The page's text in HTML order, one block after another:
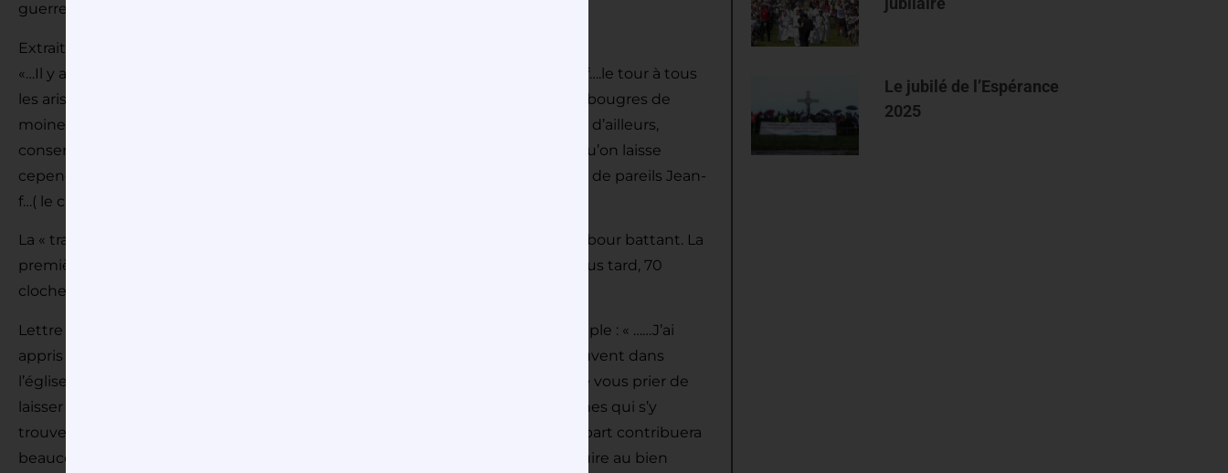
guerre.
Extrait du journal révolutionnaire d’Herbert ‘’Le Père Duchesne’’ n°1
«…Il y aura de quoi faire des canons superbes avec cette matière là, et de quoi f….le tour à tous
les aristocrates. Dépendons donc ces cloches, ces machines inventées par les bougres de
moines, pour étourdir tous ceux qui ne partagent pas leur austérité. Pourquoi, d’ailleurs,
conserverions nous ces cloches ? A quel usage ? Je finis en faisant la motion qu’on laisse
cependant partout des cloches en nombre suffisant, pour sonner le tocsin sur de pareils Jean-
f…( le clergé).»
La « transhumance » des cloches à travers notre département est menée tambour battant. La
première arrive à St Germain-en-Laye le 14 septembre1793. A peine un mois plus tard, 70
cloches seront en attente d’être fondues.
Lettre du 11 mai 1793 , de l’évêque de Versailles aux citoyens magistrats du peuple : « ……J’ai
appris que des ordres étaient donnés pour la descente des cloches qui se trouvent dans
l’église cathédrale. …….L’unique objet de cette lettre, citoyens magistrats est de vous prier de
laisser subsister pour le service de l’église Notre Dame, la plus grosse des cloches qui s’y
trouvent et une des moyennes. Je crois que cette condescendance de votre part contribuera
beaucoup au maintien de cette paix intérieure que nous aurions tous, sans nuire au bien
Le jubilé de l’Espérance
2025